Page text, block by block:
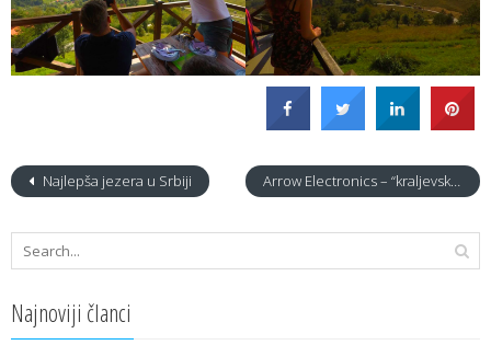
Najlepša jezera u Srbiji Arrow Electronics – “kraljevski” događaj u Beogradu
Najnoviji članci